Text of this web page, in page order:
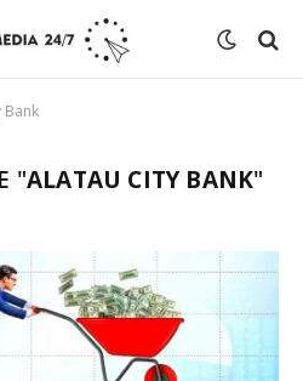
Bank
"ALATAU CITY BANK"